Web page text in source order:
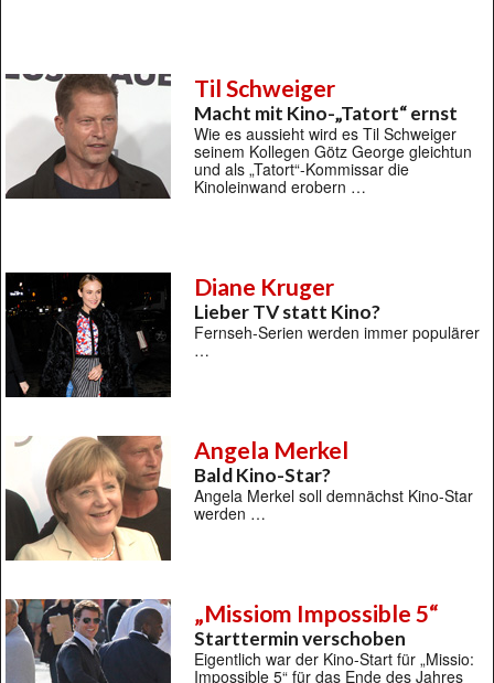
Til Schweiger
Macht mit Kino-„Tatort“ ernst
Wie es aussieht wird es Til Schweiger
seinem Kollegen Götz George gleichtun
und als „Tatort“-Kommissar die
Kinoleinwand erobern …
Diane Kruger
Lieber TV statt Kino?
Fernseh-Serien werden immer populärer
…
Angela Merkel
Bald Kino-Star?
Angela Merkel soll demnächst Kino-Star
werden …
„Missiom Impossible 5“
Starttermin verschoben
Eigentlich war der Kino-Start für „Missio:
Impossible 5“ für das Ende des Jahres